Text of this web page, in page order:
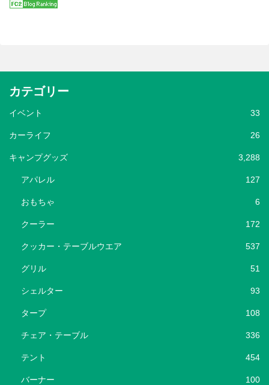
カテゴリー
イベント 33
カーライフ 26
キャンプグッズ 3,288
アパレル 127
おもちゃ 6
クーラー 172
クッカー・テーブルウエア 537
グリル 51
シェルター 93
タープ 108
チェア・テーブル 336
テント 454
バーナー 100